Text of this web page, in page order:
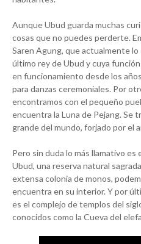
Aunque Ubud guarda muchas
cosas que no puedes perderte.
Saren Agung, que actualmente
último rey de Ubud y cuya
en funcionamiento desde los
para danzas ceremoniales. Por
encontramos con el pequeño
encuentra la Luna de Pejang. Se
grande del mundo, forjado por el
Pero sin duda lo más llamativo
Ubud, una reserva natural
extensa colonia de monos,
encuentra en su interior. Y por
es el complejo de templos del
conocidos como la Cueva del